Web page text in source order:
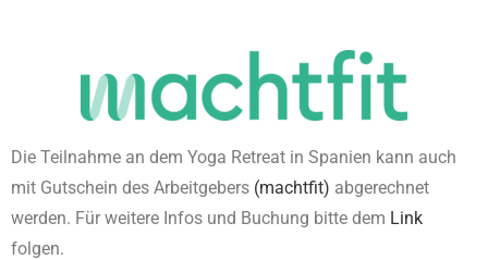
Die Teilnahme an dem Yoga Retreat in Spanien kann auch
mit Gutschein des Arbeitgebers (machtfit) abgerechnet
werden. Für weitere Infos und Buchung bitte dem Link
folgen.